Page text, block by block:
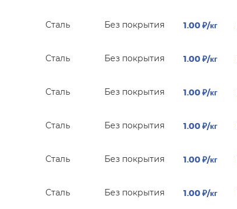
Сталь Без покрытия 1.00 ₽/кг
Сталь Без покрытия 1.00 ₽/кг
Сталь Без покрытия 1.00 ₽/кг
Сталь Без покрытия 1.00 ₽/кг
Сталь Без покрытия 1.00 ₽/кг
Сталь Без покрытия 1.00 ₽/кг